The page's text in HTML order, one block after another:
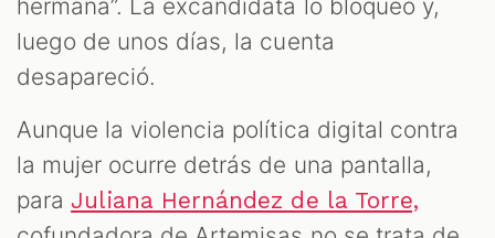
hermana”. La excandidata lo bloqueó y,
luego de unos días, la cuenta
desapareció.
Aunque la violencia política digital contra
la mujer ocurre detrás de una pantalla,
para Juliana Hernández de la Torre,